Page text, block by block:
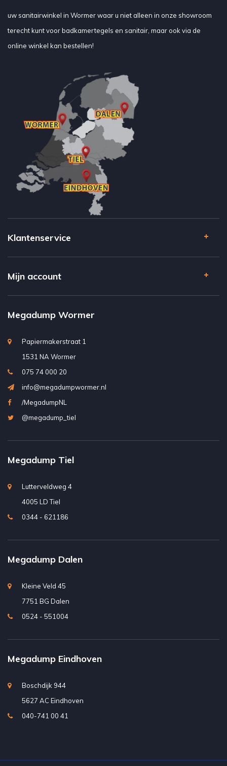
uw sanitairwinkel in Wormer waar u niet alleen in onze showroom
terecht kunt voor badkamertegels en sanitair, maar ook via de
online winkel kan bestellen!
Klantenservice
Mijn account
Megadump Wormer
Papiermakerstraat 1
1531 NA Wormer
075 74 000 20
info@megadumpwormer.nl
/MegadumpNL
@megadump_tiel
Megadump Tiel
Lutterveldweg 4
4005 LD Tiel
0344 - 621186
Megadump Dalen
Kleine Veld 45
7751 BG Dalen
0524 - 551004
Megadump Eindhoven
Boschdijk 944
5627 AC Eindhoven
040-741 00 41